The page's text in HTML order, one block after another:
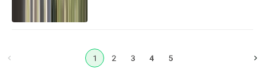
1 2 3 4 5